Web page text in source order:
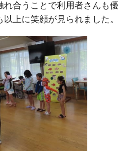
れ合うことで利用者さんも優
上に笑顔が見られました。